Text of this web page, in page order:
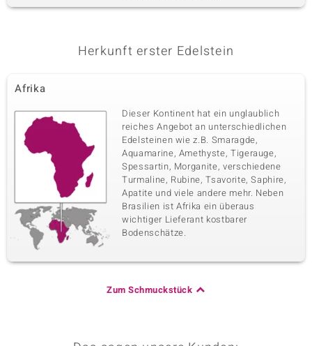
Herkunft erster Edelstein
Afrika
Dieser Kontinent hat ein unglaublich
reiches Angebot an unterschiedlichen
Edelsteinen wie z.B. Smaragde,
Aquamarine, Amethyste, Tigerauge,
Spessartin, Morganite, verschiedene
Turmaline, Rubine, Tsavorite, Saphire,
Apatite und viele andere mehr. Neben
Brasilien ist Afrika ein überaus
wichtiger Lieferant kostbarer
Bodenschätze.
Zum Schmuckstück